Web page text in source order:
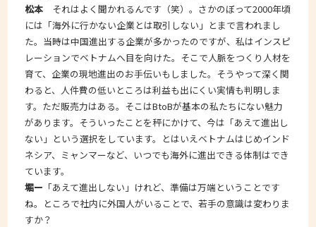
松本 それはよく聞かれるんです（笑）。さかのぼって2000年頃
には「海外に行かない企業とは取引しない」とまで言われまし
た。当時は中国進出する企業が多かったのですが、私はインスピ
レーションでベトナムへ目を向けた。そこで人脈をつくり人材を
育て、企業の現地進出のお手伝いもしました。そうやって深く関
わると、人件費の低いところは利益も出にくい実情も判明しま
す。ただ販売力はある。そこはBtoBが基本の私たちにない魅力
があります。そういったことを秤にかけて、今は「あえて進出し
ない」という選択をしています。とはいえベトナムはじめインド
ネシア、ミャンマーなど、いつでも海外に進出できる体制はでき
ています。
堀ー 「あえて進出しない」けれど、準備は万端ということです
ね。ところで社内に外国人がいることで、若手の意識は変わりま
すか？